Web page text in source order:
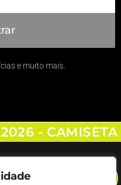
e muito mais.
2026 - CAMISETA